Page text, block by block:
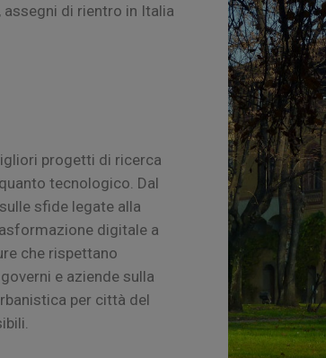
di rientro in Italia
progetti di ricerca
tecnologico. Dal
sfide legate alla
digitale a
che rispettano
e aziende sulla
per città del